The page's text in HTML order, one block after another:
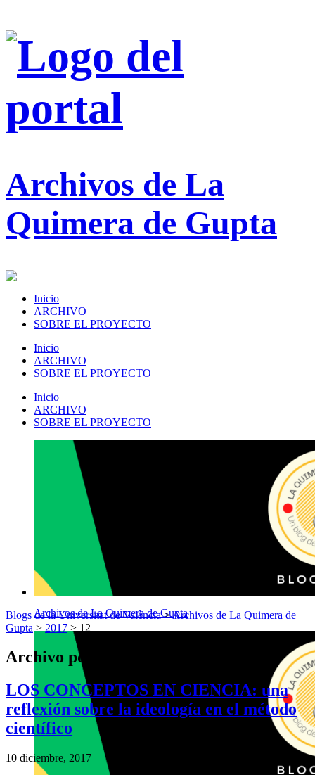
Archivos de La
Quimera de Gupta
Inicio
ARCHIVO
SOBRE EL PROYECTO
Inicio
ARCHIVO
SOBRE EL PROYECTO
Inicio
ARCHIVO
SOBRE EL PROYECTO
Archivos de La Quimera de Gupta
Blogs de la Universitat de València>Archivos de La Quimera de
Gupta > 2017 > 12
Archivo por meses:
LOS CONCEPTOS EN CIENCIA: una
reflexión sobre la ideología en el método
científico
10 diciembre, 2017